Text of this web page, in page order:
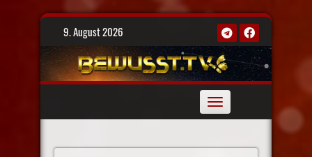
Skip
9. August 2026
Toggle
navigation